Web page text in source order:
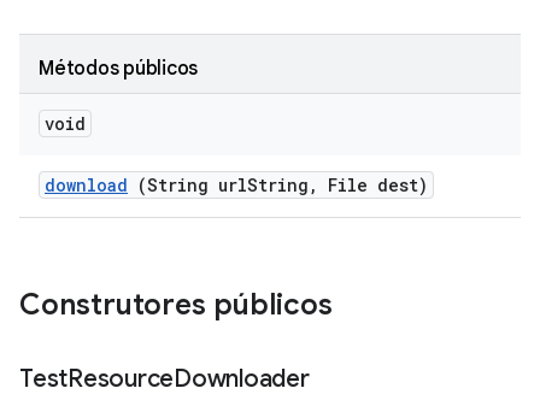
Métodos públicos
void
download (String urlString , File dest)
Construtores públicos
TestResourceDownloader